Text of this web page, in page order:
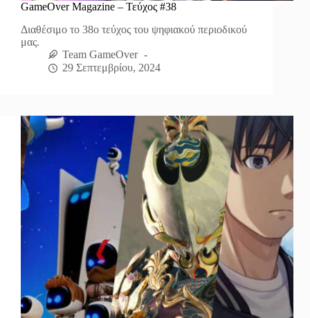
GameOver Magazine – Τεύχος #38
Διαθέσιμο το 38ο τεύχος του ψηφιακού περιοδικού
μας.
Team GameOver
29 Σεπτεμβρίου, 2024